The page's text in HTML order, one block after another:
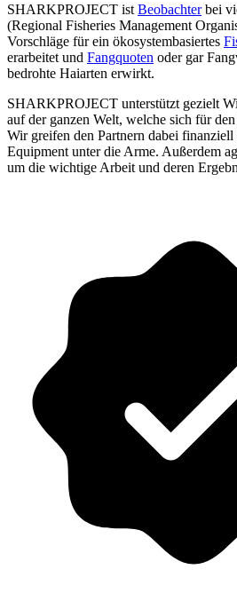
SHARKPROJECT ist Beobachterbei
(Regional Fisheries Management
Vorschläge für ein ökosystembasiertes
erarbeitet und Fangquoten oder gar
bedrohte Haiarten erwirkt.
SHARKPROJECT unterstützt gezielt
auf der ganzen Welt, welche sich für
Wir greifen den Partnern dabei
Equipment unter die Arme. Außerdem
um die wichtige Arbeit und deren